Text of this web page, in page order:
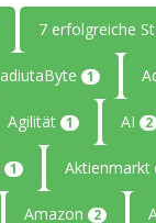
7 erfolgreiche
adiutaByte 1
Agilität 1 AI 2
1 Aktienmarkt
Amazon 2